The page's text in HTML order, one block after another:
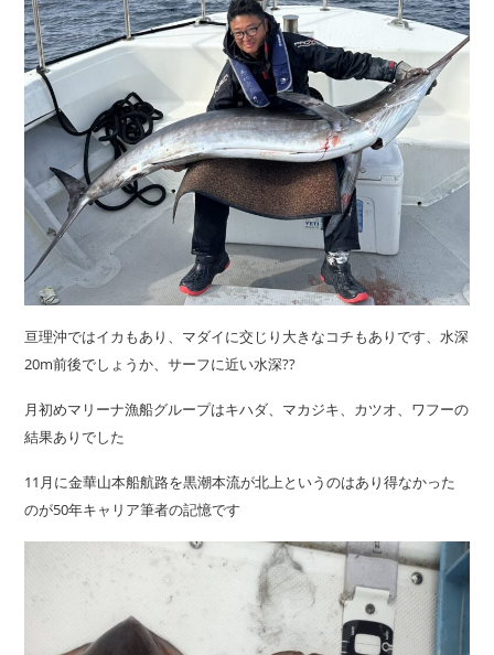
亘理沖ではイカもあり、マダイに交じり大きなコチもありです、水深
20m前後でしょうか、サーフに近い水深??
月初めマリーナ漁船グループはキハダ、マカジキ、カツオ、ワフーの
結果ありでした
11月に金華山本船航路を黒潮本流が北上というのはあり得なかった
のが50年キャリア筆者の記憶です